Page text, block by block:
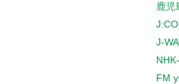
鹿児
J-
FM